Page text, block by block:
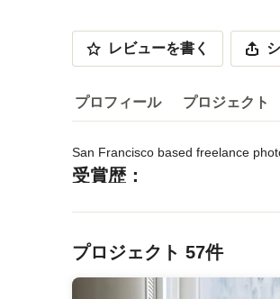
レビューを書く
プロフィール プロジェクト
プロフィール
San Francisco based freelance
受賞歴：
業種
写真家・フォトグラファー
プロジェクト 57件